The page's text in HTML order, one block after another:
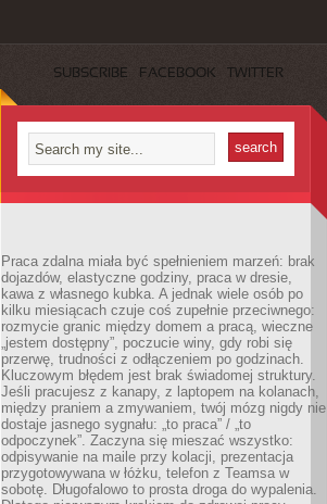
SUBSCRIBE FACEBOOK TWITTER
Praca zdalna miała być spełnieniem marzeń: brak
dojazdów, elastyczne godziny, praca w dresie,
kawa z własnego kubka. A jednak wiele osób po
kilku miesiącach czuje coś zupełnie przeciwnego:
rozmycie granic między domem a pracą, wieczne
„jestem dostępny”, poczucie winy, gdy robi się
przerwę, trudności z odłączeniem po godzinach.
Kluczowym błędem jest brak świadomej struktury.
Jeśli pracujesz z kanapy, z laptopem na kolanach,
między praniem a zmywaniem, twój mózg nigdy nie
dostaje jasnego sygnału: „to praca” / „to
odpoczynek”. Zaczyna się mieszać wszystko:
odpisywanie na maile przy kolacji, prezentacja
przygotowywana w łóżku, telefon z Teamsa w
sobotę. Długofalowo to prosta droga do wypalenia.